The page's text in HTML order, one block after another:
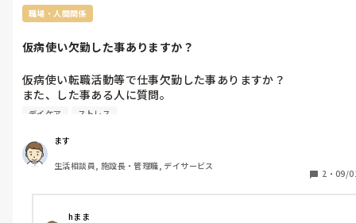
職場・人間関係
仮病使い欠勤した事ありますか？
仮病使い転職活動等で仕事欠勤した事ありますか？
また、した事ある人に質問。
欠勤した理由は同説されました？
デイケア ストレス
ます
生活相談員, 施設長・管理職, デイサービス
2 ・ 09/
hまま